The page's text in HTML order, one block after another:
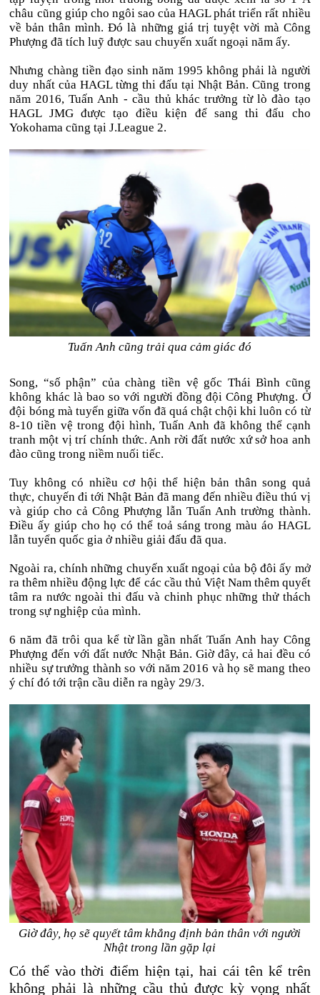
châu cũng giúp cho ngôi sao của HAGL phát triển rất nhiều
về bản thân mình. Đó là những giá trị tuyệt vời mà Công
Phượng đã tích luỹ được sau chuyến xuất ngoại năm ấy.
Nhưng chàng tiền đạo sinh năm 1995 không phải là người
duy nhất của HAGL từng thi đấu tại Nhật Bản. Cũng trong
năm 2016, Tuấn Anh - cầu thủ khác trưởng từ lò đào tạo
HAGL JMG được tạo điều kiện để sang thi đấu cho
Yokohama cũng tại J.League 2.
Tuấn Anh cũng trải qua cảm giác đó
Song, “số phận” của chàng tiền vệ gốc Thái Bình cũng
không khác là bao so với người đồng đội Công Phượng. Ở
đội bóng mà tuyến giữa vốn đã quá chật chội khi luôn có từ
8-10 tiền vệ trong đội hình, Tuấn Anh đã không thể cạnh
tranh một vị trí chính thức. Anh rời đất nước xứ sở hoa anh
đào cũng trong niềm nuối tiếc.
Tuy không có nhiều cơ hội thể hiện bản thân song quả
thực, chuyến đi tới Nhật Bản đã mang đến nhiều điều thú vị
và giúp cho cả Công Phượng lẫn Tuấn Anh trường thành.
Điều ấy giúp cho họ có thể toả sáng trong màu áo HAGL
lẫn tuyển quốc gia ở nhiều giải đấu đã qua.
Ngoài ra, chính những chuyến xuất ngoại của bộ đôi ấy mở
ra thêm nhiều động lực để các cầu thủ Việt Nam thêm quyết
tâm ra nước ngoài thi đấu và chinh phục những thử thách
trong sự nghiệp của mình.
6 năm đã trôi qua kể từ lần gần nhất Tuấn Anh hay Công
Phượng đến với đất nước Nhật Bản. Giờ đây, cả hai đều có
nhiều sự trưởng thành so với năm 2016 và họ sẽ mang theo
ý chí đó tới trận cầu diễn ra ngày 29/3.
Giờ đây, họ sẽ quyết tâm khẳng định bản thân với người
Nhật trong lần gặp lại
Có thể vào thời điểm hiện tại, hai cái tên kể trên
không phải là những cầu thủ được kỳ vọng nhất